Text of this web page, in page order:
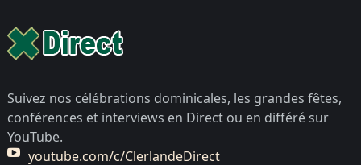
Suivez nos célébrations dominicales, les grandes fêtes,
conférences et interviews en Direct ou en différé sur
YouTube.
youtube.com/c/ClerlandeDirect